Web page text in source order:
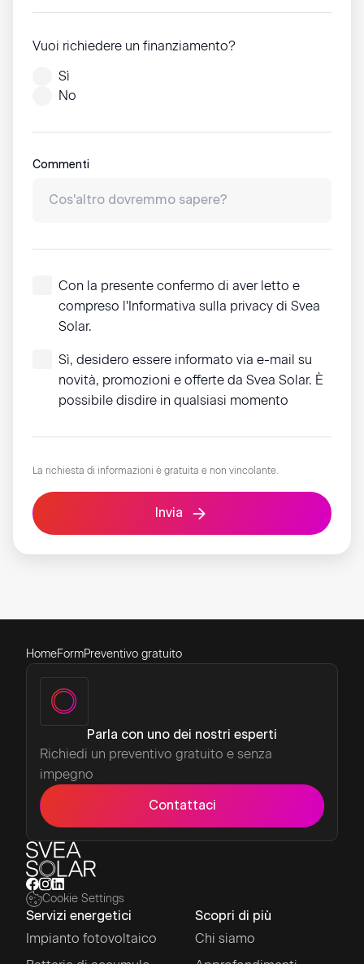
Vuoi richiedere un finanziamento?
Sì
No
Commenti
Con la presente confermo di aver letto e
compreso l'Informativa sulla privacy di Svea
Solar.
Sì, desidero essere informato via e-mail su
novità, promozioni e offerte da Svea Solar. È
possibile disdire in qualsiasi momento
La richiesta di informazioni è gratuita e non vincolante.
Invia
HomeFormPreventivo gratuito
Parla con uno dei nostri esperti
Richiedi un preventivo gratuito e senza
impegno
Contattaci
Cookie Settings
Servizi energetici
Impianto fotovoltaico
Scopri di più
Chi siamo